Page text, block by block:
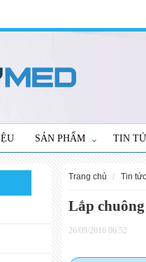
SẢN PHẨM TIN
trang chủ tin tức
Lắp
26/09/2016 06:52